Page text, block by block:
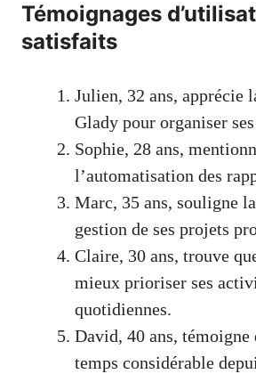
Témoignages
satisfaits
Julien, 32 ans, apprécie
Glady pour organiser
Sophie, 28 ans,
l’automatisation des
Marc, 35 ans, souligne
gestion de ses projets
Claire, 30 ans, trouve
mieux prioriser ses
quotidiennes.
David, 40 ans, témoigne
temps considérable